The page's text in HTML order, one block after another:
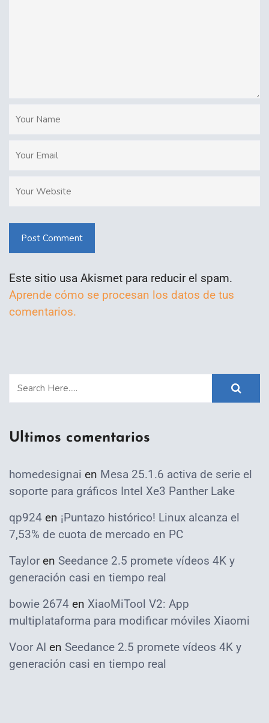
Post Comment
Este sitio usa Akismet para reducir el spam.
Aprende cómo se procesan los datos de tus
comentarios.
Ultimos comentarios
homedesignai en Mesa 25.1.6 activa de serie el
soporte para gráficos Intel Xe3 Panther Lake
qp924 en ¡Puntazo histórico! Linux alcanza el
7,53% de cuota de mercado en PC
Taylor en Seedance 2.5 promete vídeos 4K y
generación casi en tiempo real
bowie 2674 en XiaoMiTool V2: App
multiplataforma para modificar móviles Xiaomi
Voor AI en Seedance 2.5 promete vídeos 4K y
generación casi en tiempo real